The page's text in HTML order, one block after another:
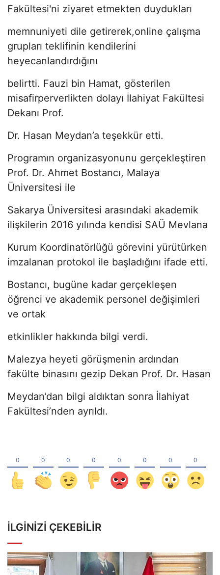
Fakültesi'ni ziyaret etmekten duydukları
memnuniyeti dile getirerek,online çalışma
grupları teklifinin kendilerini
heyecanlandırdığını
belirtti. Fauzi bin Hamat, gösterilen
misafirperverlikten dolayı İlahiyat Fakültesi
Dekanı Prof.
Dr. Hasan Meydan’a teşekkür etti.
Programın organizasyonunu gerçekleştiren
Prof. Dr. Ahmet Bostancı, Malaya
Üniversitesi ile
Sakarya Üniversitesi arasındaki akademik
ilişkilerin 2016 yılında kendisi SAÜ Mevlana
Kurum Koordinatörlüğü görevini yürütürken
imzalanan protokol ile başladığını ifade etti.
Bostancı, bugüne kadar gerçekleşen
öğrenci ve akademik personel değişimleri
ve ortak
etkinlikler hakkında bilgi verdi.
Malezya heyeti görüşmenin ardından
fakülte binasını gezip Dekan Prof. Dr. Hasan
Meydan’dan bilgi aldıktan sonra İlahiyat
Fakültesi’nden ayrıldı.
İLGINIZI ÇEKEBILIR